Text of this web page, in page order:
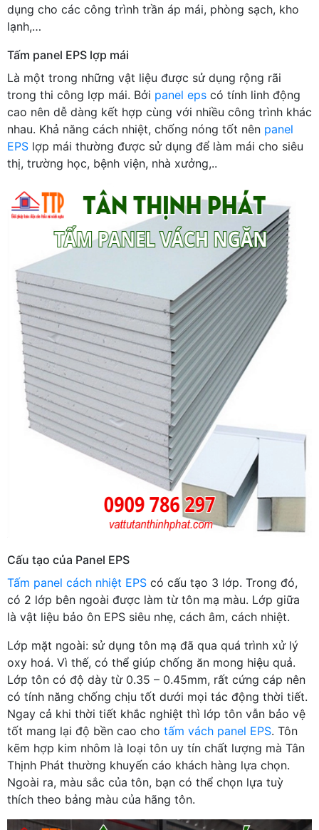
dụng cho các công trình trần áp mái, phòng sạch, kho
lạnh,…
Tấm panel EPS lợp mái
Là một trong những vật liệu được sử dụng rộng rãi
trong thi công lợp mái. Bởi panel eps có tính linh động
cao nên dễ dàng kết hợp cùng với nhiều công trình khác
nhau. Khả năng cách nhiệt, chống nóng tốt nên panel
EPS lợp mái thường được sử dụng để làm mái cho siêu
thị, trường học, bệnh viện, nhà xưởng,..
Cấu tạo của Panel EPS
Tấm panel cách nhiệt EPS có cấu tạo 3 lớp. Trong đó,
có 2 lớp bên ngoài được làm từ tôn mạ màu. Lớp giữa
là vật liệu bảo ôn EPS siêu nhẹ, cách âm, cách nhiệt.
Lớp mặt ngoài: sử dụng tôn mạ đã qua quá trình xử lý
oxy hoá. Vì thế, có thể giúp chống ăn mong hiệu quả.
Lớp tôn có độ dày từ 0.35 – 0.45mm, rất cứng cáp nên
có tính năng chống chịu tốt dưới mọi tác động thời tiết.
Ngay cả khi thời tiết khắc nghiệt thì lớp tôn vẫn bảo vệ
tốt mang lại độ bền cao cho tấm vách panel EPS. Tôn
kẽm hợp kim nhôm là loại tôn uy tín chất lượng mà Tân
Thịnh Phát thường khuyến cáo khách hàng lựa chọn.
Ngoài ra, màu sắc của tôn, bạn có thể chọn lựa tuỳ
thích theo bảng màu của hãng tôn.